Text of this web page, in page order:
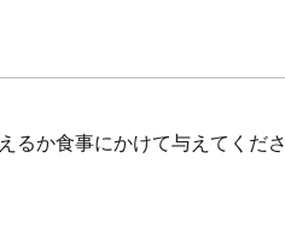
るか食事にかけて与えてくださ